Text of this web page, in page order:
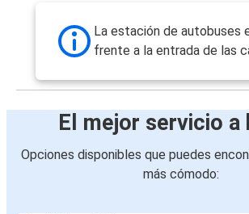
La estación de autobuses
frente a la entrada de las
El mejor servicio a
Opciones disponibles que puedes
más cómodo: